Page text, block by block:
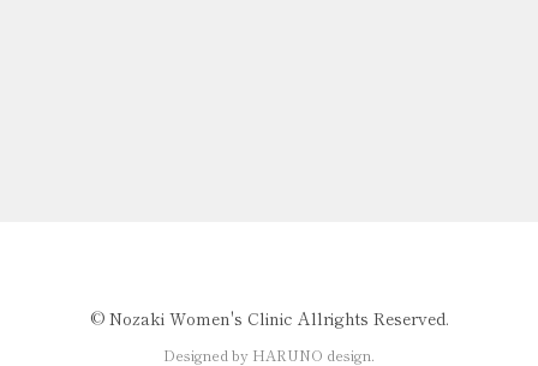
©️ Nozaki Women's Clinic Allrights Reserved.
Designed by HARUNO design.